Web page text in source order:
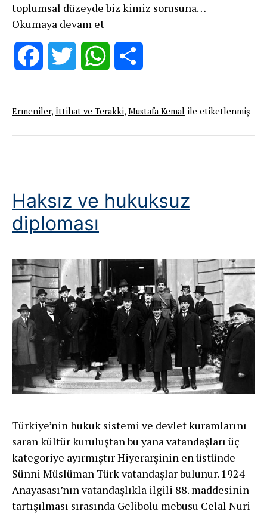
toplumsal düzeyde biz kimiz sorusuna…
Okumaya devam etTÜRK
KİMLİĞİNİN
İNŞASI
HALKLARIN
YOĞRULMUŞTUR!
Facebook Twitter WhatsApp
Ermeniler, İttihat ve Terakki, Mustafa Kemal ile etiketlenmiş
Haksız ve hukuksuz
diploması
Türkiye’nin hukuk sistemi ve devlet kuramlarını
saran kül­tür kuruluştan bu yana vatandaşları üç
kategoriye ayırmıştır Hiye­rarşinin en üstünde
Sünni Müslüman Türk vatandaşlar bulu­nur. 1924
Anayasası’nın vatandaşlıkla ilgili 88. maddesinin
tar­tışılması sırasında Gelibolu mebusu Celal Nuri